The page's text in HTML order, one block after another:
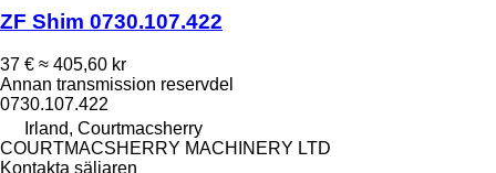
ZF Shim 0730.107.422
37 € ≈ 405,60 kr
Annan transmission reservdel
0730.107.422
Irland, Courtmacsherry
COURTMACSHERRY MACHINERY LTD
Kontakta säljaren